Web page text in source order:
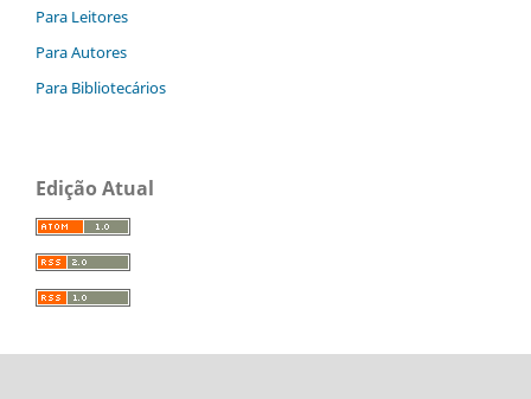
Para Leitores
Para Autores
Para Bibliotecários
Edição Atual